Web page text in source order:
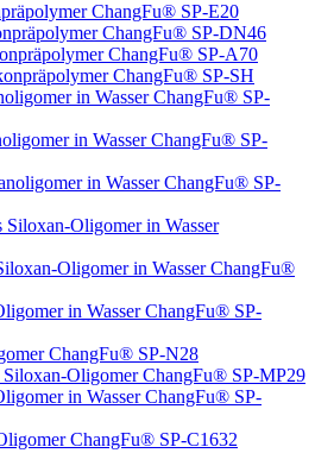
ChangFu® SP-E20
ChangFu® SP-DN46
ChangFu® SP-A70
ChangFu® SP-SH
in Wasser ChangFu® SP-
in Wasser ChangFu® SP-
in Wasser ChangFu® SP-
Oligomer in Wasser
Oligomer in Wasser ChangFu®
in Wasser ChangFu® SP-
ChangFu® SP-N28
Oligomer ChangFu® SP-MP29
in Wasser ChangFu® SP-
ChangFu® SP-C1632